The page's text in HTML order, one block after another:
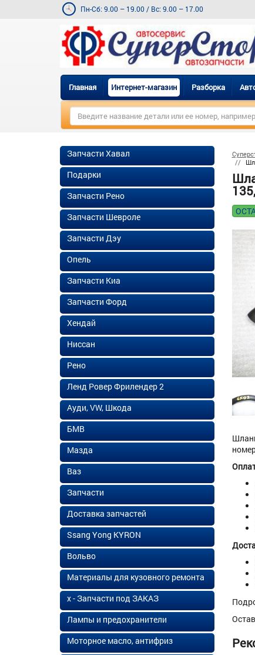
Пн-Сб: 9.00 – 19.00 / Вс: 9.00 – 17.00
Главная Интернет-магазин Разборка
Запчасти Хавал
Подарки
Запчасти Рено
Запчасти Шевроле
Запчасти Дэу
Опель
Запчасти Киа
Запчасти Форд
Хендай
Ниссан
Рено
Ленд Ровер Фрилендер 2
Ауди, VW, Шкода
БМВ
Мазда
Ваз
Запчасти
Доставка запчастей
Ssang Yong KYRON
Вольво
Материалы для кузовного ремонта
х - Запчасти под ЗАКАЗ
Лампы и предохранители
Моторное масло, антифриз